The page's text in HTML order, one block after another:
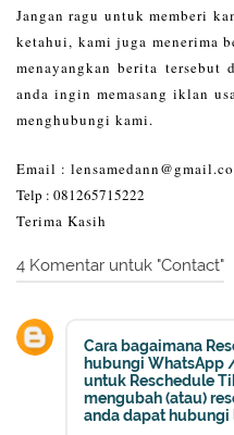
Jangan ragu untuk memberi
ketahui, kami juga menerima
menayangkan berita tersebut
anda ingin memasang iklan
menghubungi kami.
Email :
Telp : 081265715222
Terima Kasih
4 Komentar untuk "Contact"
Cara bagaimana
hubungi WhatsApp
untuk Reschedule
mengubah (atau)
anda dapat hubungi